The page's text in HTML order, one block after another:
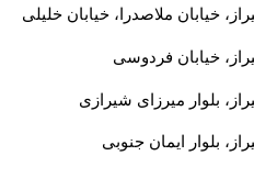
خیابان ملاصدرا، خیابان خلیلی
خیابان فردوسی
بلوار میرزای شیرازی
بلوار ایمان جنوبی